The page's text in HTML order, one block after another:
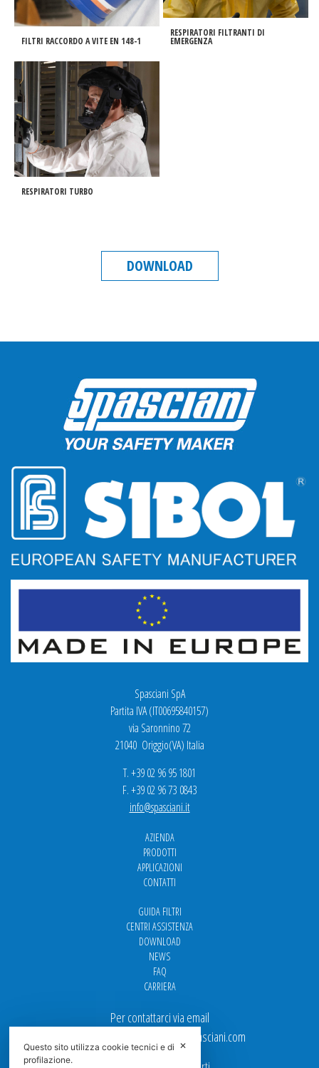
FILTRI RACCORDO A VITE EN 148-1
RESPIRATORI FILTRANTI DI
EMERGENZA
RESPIRATORI TURBO
DOWNLOAD
Spasciani SpA
Partita IVA (IT00695840157)
via Saronnino 72
21040 Origgio(VA) Italia
T. +39 02 96 95 1801
F. +39 02 96 73 0843
info@spasciani.it
AZIENDA
PRODOTTI
APPLICAZIONI
CONTATTI
GUIDA FILTRI
CENTRI ASSISTENZA
DOWNLOAD
NEWS
FAQ
CARRIERA
Per contattarci via email
Ufficio Vendite: italy.sales@spasciani.com
✕
Questo sito utilizza cookie tecnici e di
profilazione.